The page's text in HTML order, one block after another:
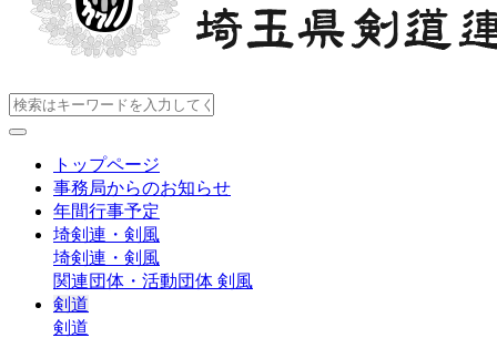
トップページ
事務局からのお知らせ
年間行事予定
埼剣連・剣風
埼剣連・剣風
関連団体・活動団体 剣風
剣道
剣道